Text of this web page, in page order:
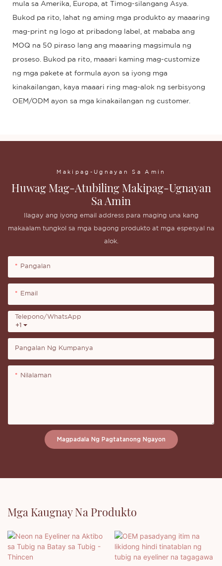
mula sa Amerika, Europa, at Timog-silangang Asya.
Bukod pa rito, lahat ng aming mga produkto ay maaaring
mag-print ng logo at pribadong label, at mababa ang
MOQ na 50 piraso lang ang maaaring magsimula ng
proseso. Bukod pa rito, maaari kaming mag-customize
ng mga pakete at formula ayon sa iyong mga
kinakailangan, kaya maaari ring mag-alok ng serbisyong
OEM/ODM ayon sa mga kinakailangan ng customer.
Makipag-Ugnayan Sa Amin
Huwag Mag-Atubiling Makipag-Ugnayan
Sa Amin
Ilagay ang iyong email address para maging una kang
makaalam tungkol sa mga bagong produkto at mga espesyal na
alok.
Pangalan
Email
+1
Telepono/whatsApp
Pangalan Ng Kumpanya
Nilalaman
Magpadala Ng Pagtatanong Ngayon
Mga Kaugnay Na Produkto